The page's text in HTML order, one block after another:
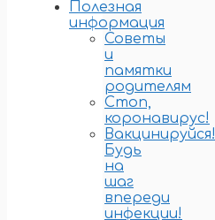
Полезная
информация
Советы
и
памятки
родителям
Стоп,
коронавирус!
Вакцинируйся!
Будь
на
шаг
впереди
инфекции!